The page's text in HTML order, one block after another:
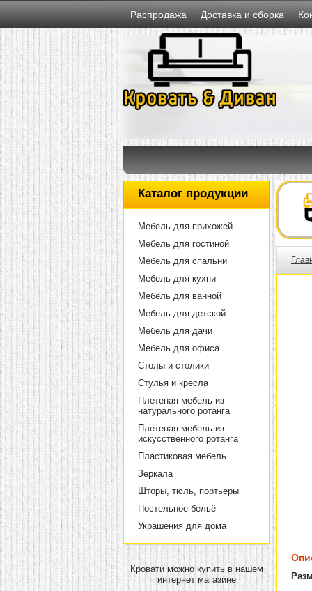
Распродажа Доставка и сборка
Каталог продукции
Мебель для прихожей
Мебель для гостиной
Мебель для спальни
Мебель для кухни
Мебель для ванной
Мебель для детской
Мебель для дачи
Мебель для офиса
Столы и столики
Стулья и кресла
Плетеная мебель из
натурального ротанга
Плетеная мебель из
искусственного ротанга
Пластиковая мебель
Зеркала
Шторы, тюль, портьеры
Постельное бельё
Украшения для дома
Кровати можно купить в нашем
интернет магазине